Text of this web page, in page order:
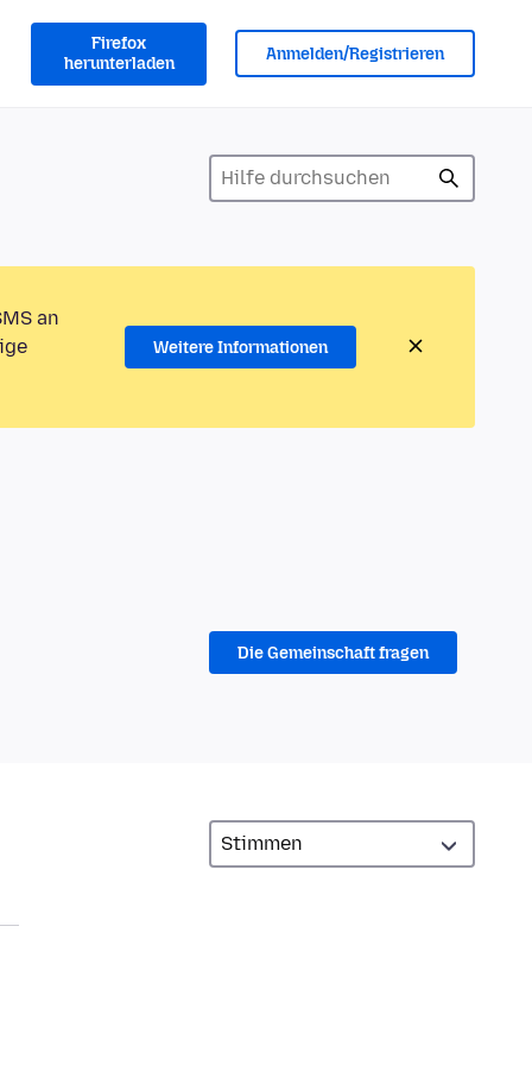
Firefox
herunterladen
Anmelden/Registrieren
an
Weitere Informationen
Die Gemeinschaft fragen